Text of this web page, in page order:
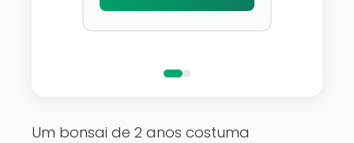
Um bonsai de 2 anos costuma